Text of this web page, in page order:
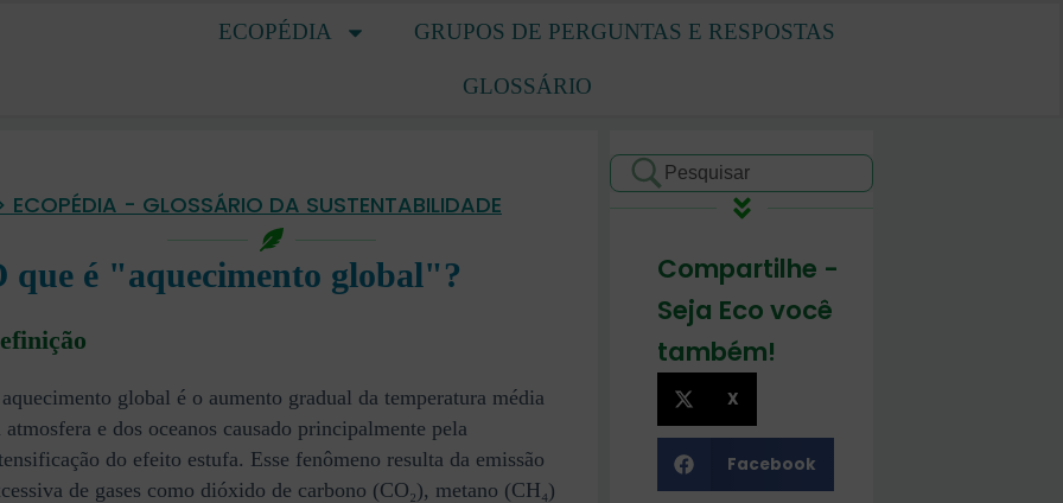
ECOPÉDIA GRUPOS DE PERGUNTAS E RESPOSTAS
GLOSSÁRIO
ECOPÉDIA - GLOSSÁRIO DA SUSTENTABILIDADE
que é "aquecimento global"?
global é o aumento gradual da temperatura média
atmosfera e dos oceanos causado principalmente pela
do efeito estufa. Esse fenômeno resulta da emissão
de gases como dióxido de carbono (CO₂), metano (CH₄)
Compartilhe -
Seja Eco você
também!
X
Facebook